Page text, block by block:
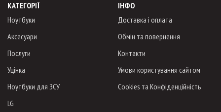
КАТЕГОРІЇ
Ноутбуки
Аксесуари
Послуги
Уцінка
Ноутбуки для ЗСУ
LG
ІНФО
Доставка і оплата
Обмін та повернення
Контакти
Умови користування сайтом
Cookies та Конфіденційність